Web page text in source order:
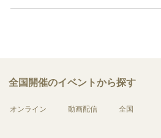
全国開催のイベントから探す
オンライン 動画配信 全国